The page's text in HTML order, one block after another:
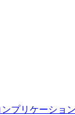
プリケーショ